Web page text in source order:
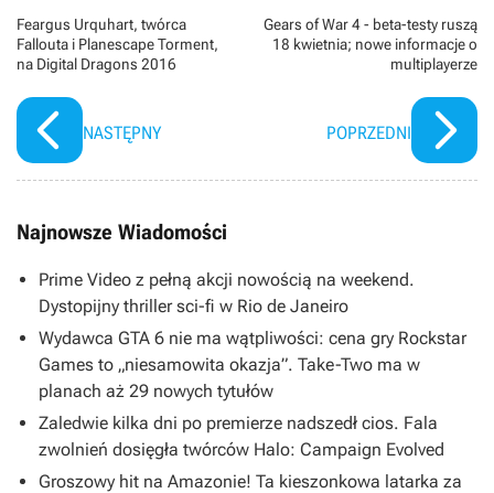
Feargus Urquhart, twórca
Fallouta i Planescape Torment,
na Digital Dragons 2016
NASTĘPNY
Gears of War 4 - beta-testy ruszą
18 kwietnia; nowe informacje o
multiplayerze
POPRZEDNI
Najnowsze Wiadomości
Prime Video z pełną akcji nowością na weekend.
Dystopijny thriller sci-fi w Rio de Janeiro
Wydawca GTA 6 nie ma wątpliwości: cena gry Rockstar
Games to „niesamowita okazja”. Take-Two ma w
planach aż 29 nowych tytułów
Zaledwie kilka dni po premierze nadszedł cios. Fala
zwolnień dosięgła twórców Halo: Campaign Evolved
Groszowy hit na Amazonie! Ta kieszonkowa latarka za